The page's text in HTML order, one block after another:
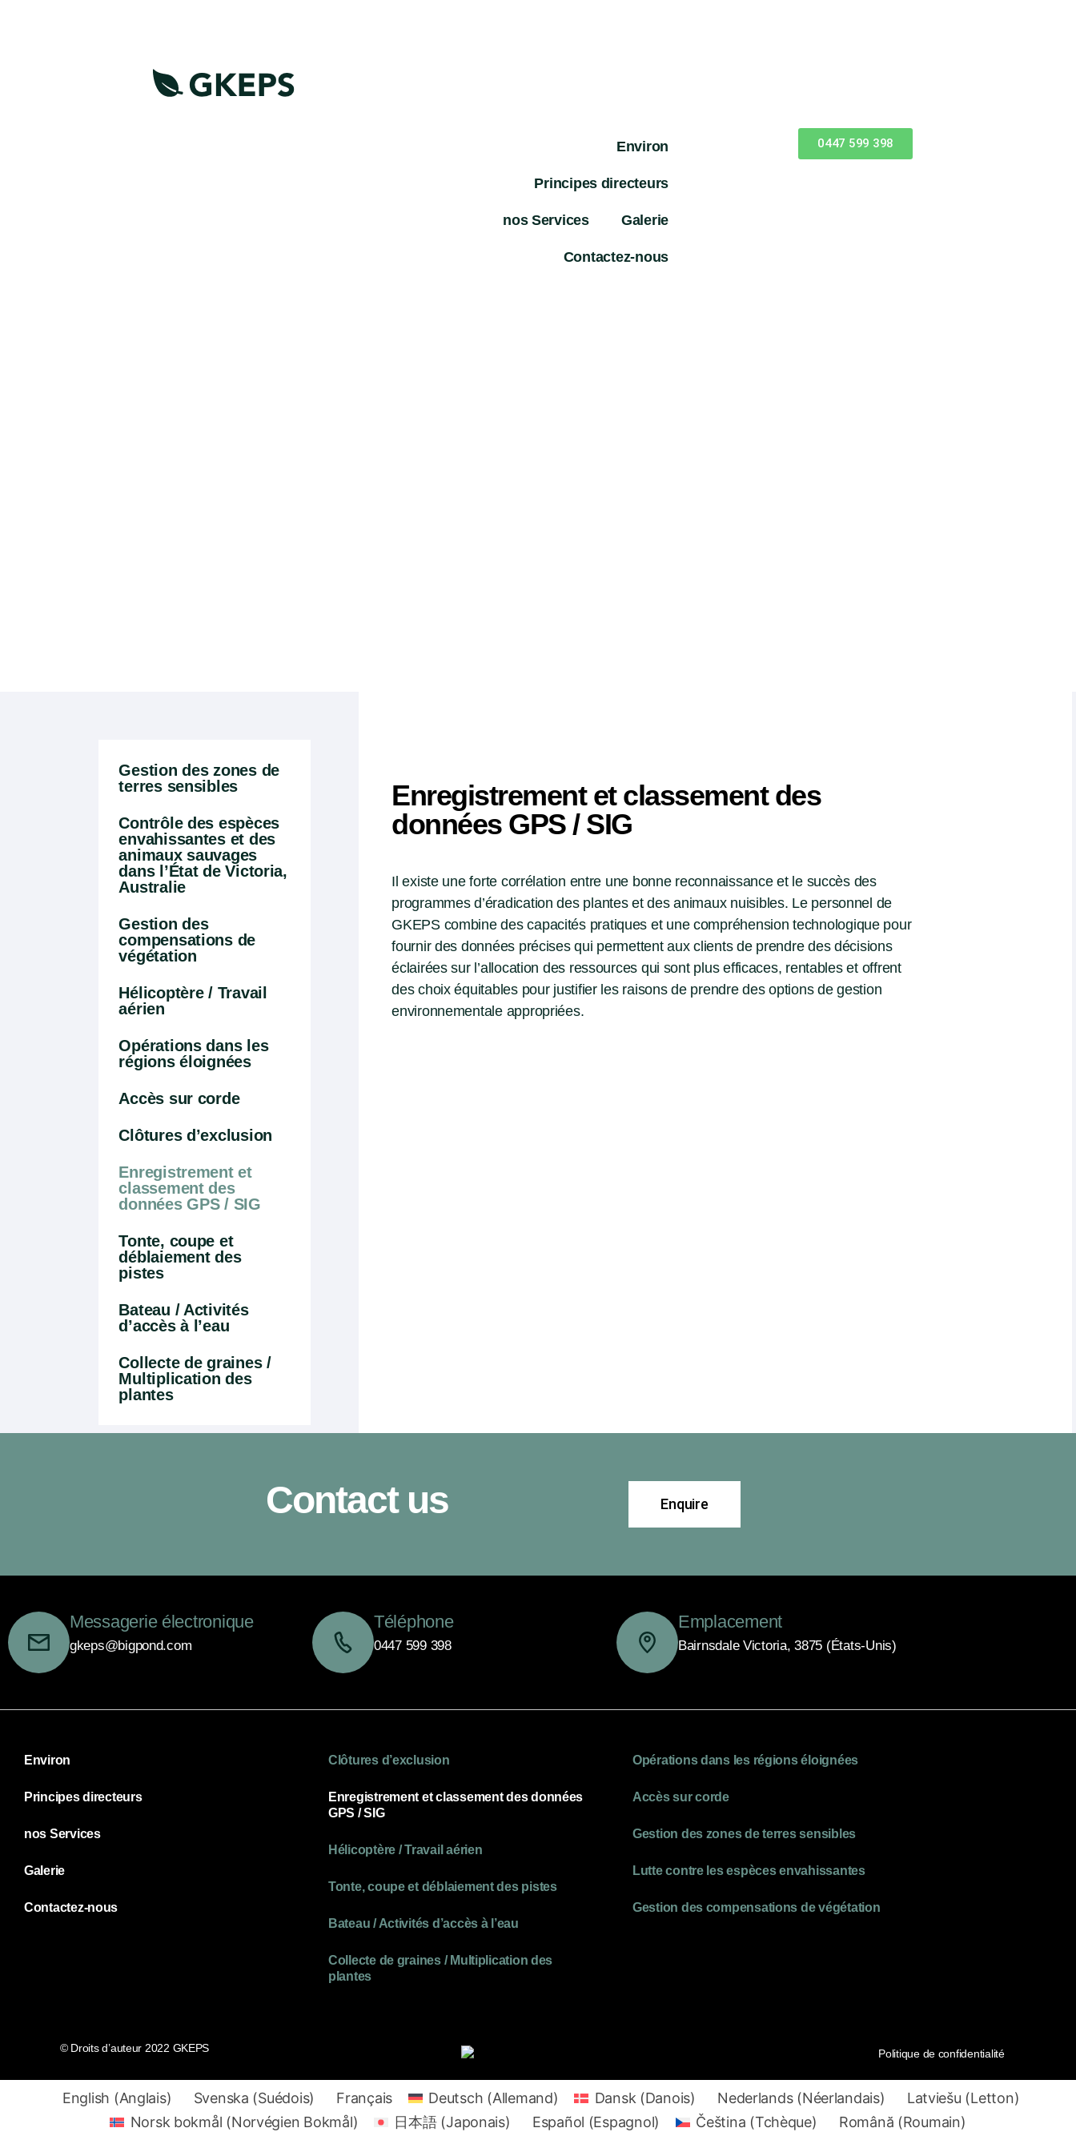
Environ
Principes directeurs
nos Services Galerie
Contactez-nous
0447 599 398
Gestion des zones de
terres sensibles
Contrôle des espèces
envahissantes et des
animaux sauvages
dans l’État de Victoria,
Australie
Gestion des
compensations de
végétation
Hélicoptère / Travail
aérien
Opérations dans les
régions éloignées
Accès sur corde
Clôtures d’exclusion
Enregistrement et
classement des
données GPS / SIG
Tonte, coupe et
déblaiement des
pistes
Bateau / Activités
d’accès à l’eau
Collecte de graines /
Multiplication des
plantes
Enregistrement et classement des
données GPS / SIG
Il existe une forte corrélation entre une bonne reconnaissance et le succès des
programmes d’éradication des plantes et des animaux nuisibles. Le personnel de
GKEPS combine des capacités pratiques et une compréhension technologique pour
fournir des données précises qui permettent aux clients de prendre des décisions
éclairées sur l’allocation des ressources qui sont plus efficaces, rentables et offrent
des choix équitables pour justifier les raisons de prendre des options de gestion
environnementale appropriées.
Contact us Enquire
Messagerie électronique
gkeps@bigpond.com
Téléphone
0447 599 398
Emplacement
Bairnsdale Victoria, 3875 (États-Unis)
Environ
Principes directeurs
nos Services
Galerie
Contactez-nous
Clôtures d’exclusion
Enregistrement et classement des données
GPS / SIG
Hélicoptère / Travail aérien
Tonte, coupe et déblaiement des pistes
Bateau / Activités d’accès à l’eau
Collecte de graines / Multiplication des
plantes
Opérations dans les régions éloignées
Accès sur corde
Gestion des zones de terres sensibles
Lutte contre les espèces envahissantes
Gestion des compensations de végétation
© Droits d’auteur 2022 GKEPS Politique de confidentialité
English (Anglais) Svenska (Suédois) Français Deutsch (Allemand) Dansk (Danois) Nederlands(Néerlandais) Latviešu (Letton)
Norsk bokmål (Norvégien Bokmål) 日本語(Japonais) Español (Espagnol) Čeština (Tchèque) Română (Roumain)